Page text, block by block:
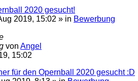
2020 gesucht!
2019, 15:02 » in Bewerbung
von Angel
15:02
für den Opernball 2020 gesucht :D